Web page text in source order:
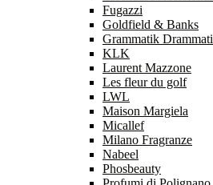
Fugazzi
Goldfield & Banks
Grammatik
KLK
Laurent Mazzone
Les fleur du golf
LWL
Maison Margiela
Micallef
Milano Fragranze
Nabeel
Phosbeauty